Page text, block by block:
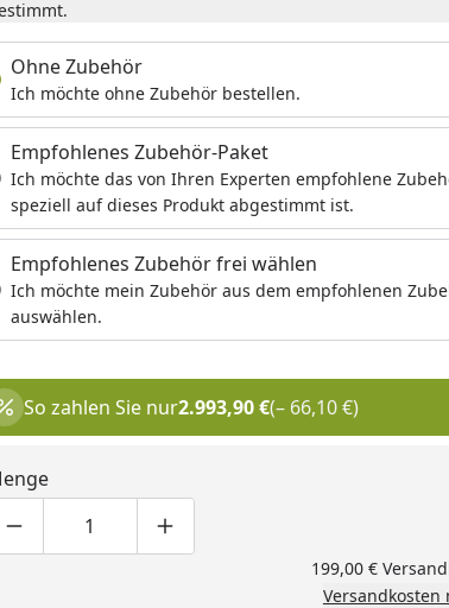
Ohne Zubehör
Ich möchte ohne Zubehör bestellen.
Empfohlenes Zubehör-Paket
Ich möchte das von Ihren Experten empfohlene
speziell auf dieses Produkt abgestimmt ist.
Empfohlenes Zubehör frei wählen
Ich möchte mein Zubehör aus dem empfohlenen
auswählen.
So zahlen Sie nur2.993,90 €(– 66,10 €)
Produktmenge um eins verringern
Produktmenge manuell eingeben
Produktmenge um eins erhöhen
199,00 €
Versandkosten